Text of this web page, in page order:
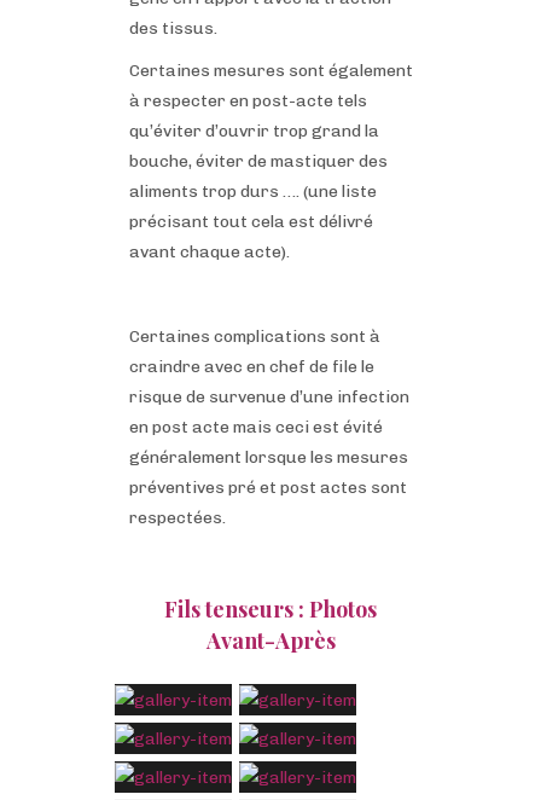
des tissus.
Certaines mesures sont également
à respecter en post-acte tels
qu’éviter d’ouvrir trop grand la
bouche, éviter de mastiquer des
aliments trop durs …. (une liste
précisant tout cela est délivré
avant chaque acte).
Certaines complications sont à
craindre avec en chef de file le
risque de survenue d’une infection
en post acte mais ceci est évité
généralement lorsque les mesures
préventives pré et post actes sont
respectées.
Fils tenseurs : Photos
Avant-Après